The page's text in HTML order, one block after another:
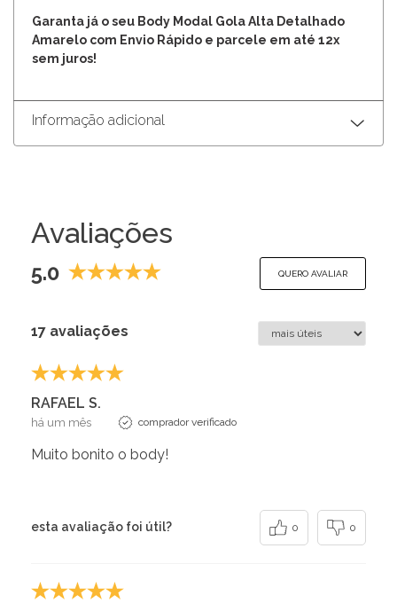
Garanta já o seu Body Modal Gola Alta Detalhado
Amarelo com Envio Rápido e parcele em até 12x
sem juros!
Informação adicional
Avaliações
5.0 QUERO AVALIAR
17 avaliações
RAFAEL S.
há um mês comprador verificado
Muito bonito o body!
esta avaliação foi útil? 0 0